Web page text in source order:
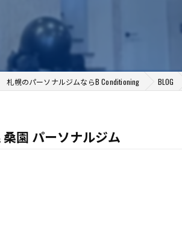
札幌のパーソナルジムならB Conditioning BLOG
園 パーソナルジム